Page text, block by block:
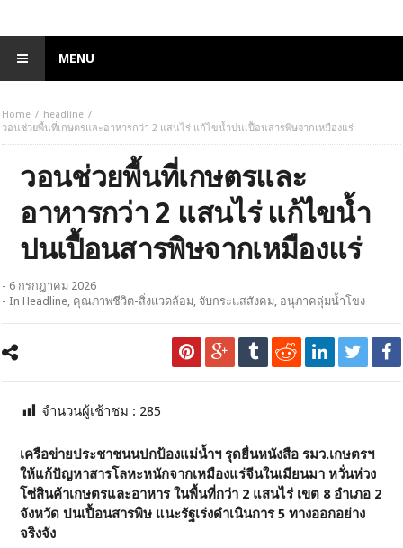
MENU
Home
headline
วอนช่วยพื้นที่เกษตรและอาหารกว่า 2 แสนไร่ แก้ไขน้ำปนเปื้อนสารพิษจากเหมืองแร่
วอนช่วยพื้นที่เกษตรและ
อาหารกว่า 2 แสนไร่ แก้ไขน้ำ
ปนเปื้อนสารพิษจากเหมืองแร่
- 6 กรกฎาคม 2026
- InHeadline, คุณภาพชีวิต-สิ่งแวดล้อม, จับกระแสสังคม, อนุภาคลุ่มน้ำโขง
จำนวนผู้เช้าชม : 285
เครือข่ายประชาชนนปกป้องแม่น้ำฯ รุดยื่นหนังสือ รมว.เกษตรฯ
ให้แก้ปัญหาสารโลหะหนักจากเหมืองแร่จีนในเมียนมา หวั่นห่วง
โซ่สินค้าเกษตรและอาหาร ในพื้นที่กว่า 2 แสนไร่ เขต 8 อำเภอ 2
จังหวัด ปนเปื้อนสารพิษ แนะรัฐเร่งดำเนินการ 5 ทางออกอย่าง
จริงจัง